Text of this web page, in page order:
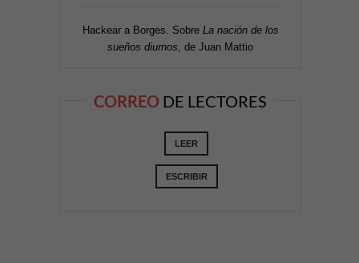
Hackear a Borges. Sobre La nación de los
sueños diurnos , de Juan Mattio
CORREO DE LECTORES
LEER
ESCRIBIR